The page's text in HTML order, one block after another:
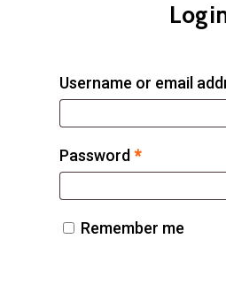
Username or email
Password *
Remember me